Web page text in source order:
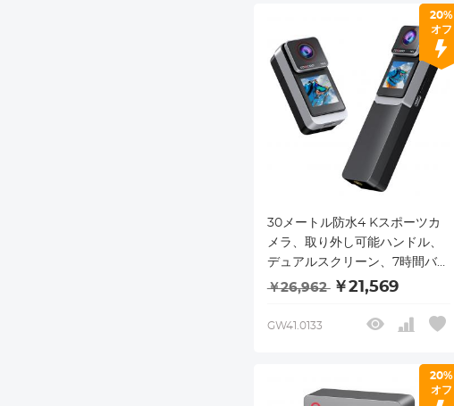
20%
オフ
30メートル防水4 Kスポーツカ
メラ、取り外し可能ハンドル、
デュアルスクリーン、7時間バッ
テリー持続、170°視界
￥26,962 ￥21,569
GW41.0133
20%
オフ